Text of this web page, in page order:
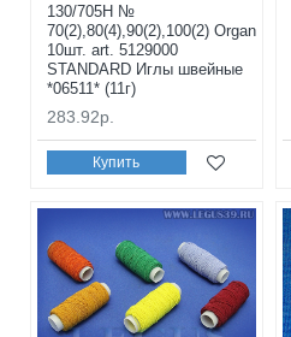
130/705H №
70(2),80(4),90(2),100(2) Organ
10шт. art. 5129000
STANDARD Иглы швейные
*06511* (11г)
283.92р.
Купить